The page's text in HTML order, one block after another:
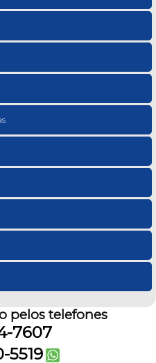
pelos telefones
7607
5519